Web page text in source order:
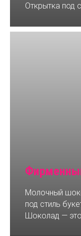
Открытка под
Молочный
под стиль
Шоколад —